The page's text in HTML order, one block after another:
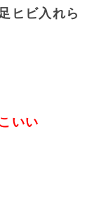
ヒビ入れら
いい